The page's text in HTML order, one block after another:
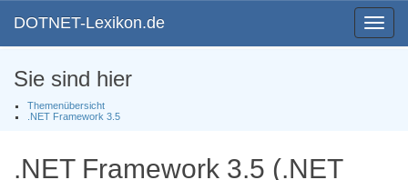
Toggle
DOTNET-Lexikon.de
Sie sind hier
Themenübersicht
.NET Framework 3.5
.NET Framework 3.5 (.NET